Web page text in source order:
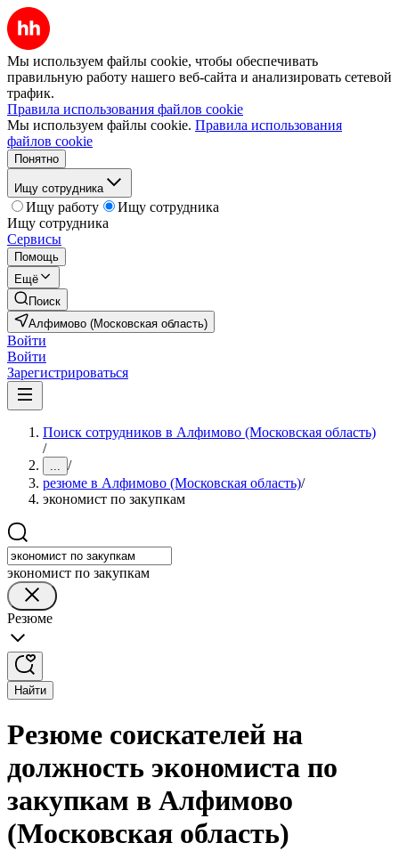
Мы используем файлы cookie, чтобы обеспечивать
правильную работу нашего веб-сайта и анализировать сетевой
трафик.
Правила использования файлов cookie
Мы используем файлы cookie. Правила использования
файлов cookie
Понятно
Ищу сотрудника
Ищу работу
Ищу сотрудника
Ищу сотрудника
Сервисы
Помощь
Ещё
Поиск
Алфимово (Московская область)
Войти
Войти
Зарегистрироваться
Поиск сотрудников в Алфимово (Московская область)
/
... /
резюме в Алфимово (Московская область)/
экономист по закупкам
экономист по закупкам
Резюме
Найти
Резюме соискателей на
должность экономиста по
закупкам в Алфимово
(Московская область)